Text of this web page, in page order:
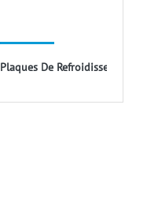
Plaques De Refroidissement